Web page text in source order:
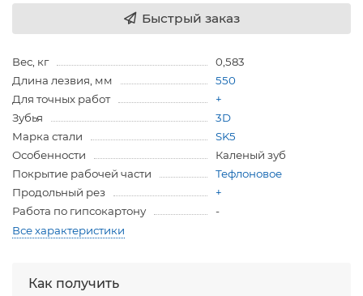
Быстрый заказ
Вес, кг
0,583
Длина лезвия, мм
550
Для точных работ
+
Зубья
3D
Марка стали
SK5
Особенности
Каленый зуб
Покрытие рабочей части
Тефлоновое
Продольный рез
+
Работа по гипсокартону
-
Все характеристики
Как получить